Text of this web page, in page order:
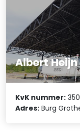
Albert Heijn
KvK nummer:
Adres: Burg